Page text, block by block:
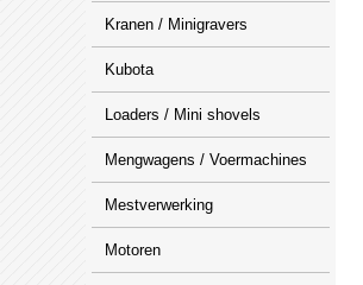
Kranen / Minigravers
Kubota
Loaders / Mini shovels
Mengwagens / Voermachines
Mestverwerking
Motoren